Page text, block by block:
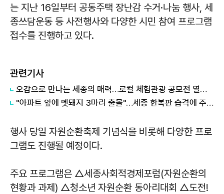
는 지난 16일부터 공동주택 장난감 수거·나눔 행사, 세
종쓰담운동 등 사전행사와 다양한 시민 참여 프로그램
접수를 진행하고 있다.
관련기사
오감으로 만나는 세종의 매력…로컬 체험관광 공모전 열린다
"아파트 앞에 멧돼지 3마리 출몰"…세종 한복판 습격에 주민들 '공포'
행사 당일 자원순환축제 기념식을 비롯해 다양한 프로
그램도 진행될 예정이다.
주요 프로그램은 △세종사회적경제포럼(자원순환의
현황과 과제) △청소년 자원순환 동아리대회 △도전!